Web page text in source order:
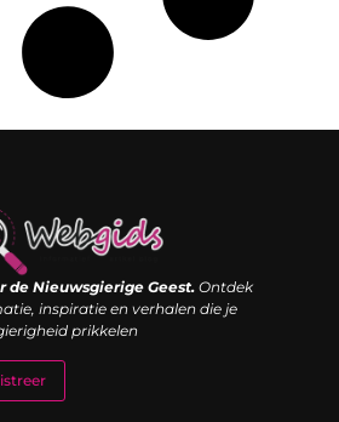
de Nieuwsgierige Geest. Ontdek
inspiratie en verhalen die je
prikkelen